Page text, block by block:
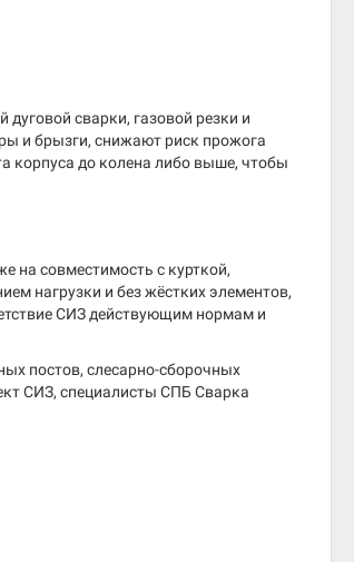
сварки, газовой резки и
и брызги, снижают риск прожога
корпуса до колена либо выше, чтобы
на совместимость с курткой,
нагрузки и без жёстких элементов,
СИЗ действующим нормам и
постов, слесарно-сборочных
СИЗ, специалисты СПБ Сварка